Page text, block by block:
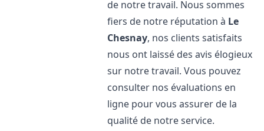
de notre travail. Nous sommes
fiers de notre réputation à Le
Chesnay, nos clients satisfaits
nous ont laissé des avis élogieux
sur notre travail. Vous pouvez
consulter nos évaluations en
ligne pour vous assurer de la
qualité de notre service.